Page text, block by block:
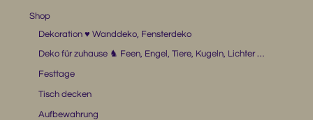
Shop
Dekoration ♥ Wanddeko, Fensterdeko
Deko für zuhause ♞ Feen, Engel, Tiere, Kugeln, Lichter …
Festtage
Tisch decken
Aufbewahrung